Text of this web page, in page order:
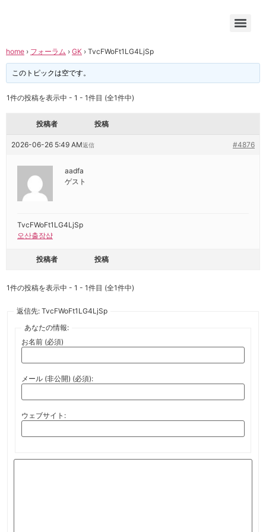
home › フォーラム › GK › TvcFWoFt1LG4LjSp
このトピックは空です。
1件の投稿を表示中 - 1 - 1件目 (全1件中)
投稿者 投稿
2026-06-26 5:49 AM #4876
返信
aadfa
ゲスト
TvcFWoFt1LG4LjSp
오산출장샵
投稿者 投稿
1件の投稿を表示中 - 1 - 1件目 (全1件中)
返信先: TvcFWoFt1LG4LjSp
あなたの情報:
お名前 (必須)
メール (非公開) (必須):
ウェブサイト: